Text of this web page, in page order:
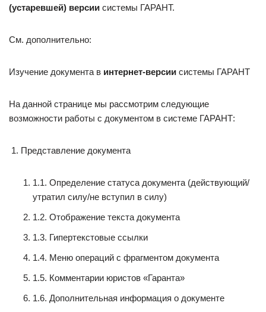
(устаревшей) версии системы ГАРАНТ.
См. дополнительно:
Изучение документа в интернет-версии системы ГАРАНТ
На данной странице мы рассмотрим следующие
возможности работы с документом в системе ГАРАНТ:
Представление документа
1.1. Определение статуса документа (действующий/
утратил силу/не вступил в силу)
1.2. Отображение текста документа
1.3. Гипертекстовые ссылки
1.4. Меню операций с фрагментом документа
1.5. Комментарии юристов «Гаранта»
1.6. Дополнительная информация о документе